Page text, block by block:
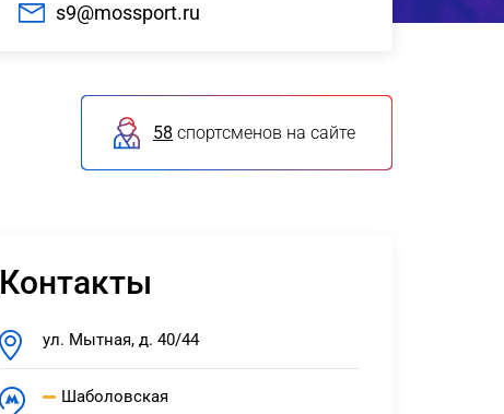
s9@mossport.ru
58 спортсменов на сайте
Контакты
ул. Мытная, д. 40/44
Шаболовская